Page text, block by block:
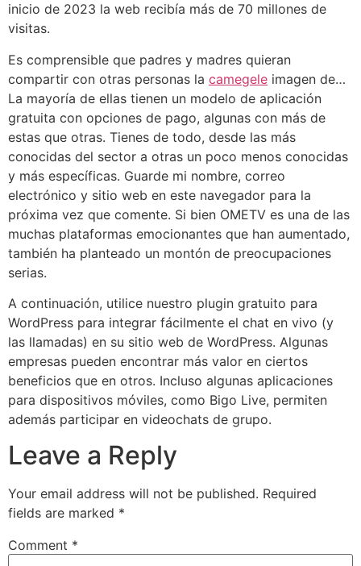
inicio de 2023 la web recibía más de 70 millones de
visitas.
Es comprensible que padres y madres quieran
compartir con otras personas la camegele imagen de…
La mayoría de ellas tienen un modelo de aplicación
gratuita con opciones de pago, algunas con más de
estas que otras. Tienes de todo, desde las más
conocidas del sector a otras un poco menos conocidas
y más específicas. Guarde mi nombre, correo
electrónico y sitio web en este navegador para la
próxima vez que comente. Si bien OMETV es una de las
muchas plataformas emocionantes que han aumentado,
también ha planteado un montón de preocupaciones
serias.
A continuación, utilice nuestro plugin gratuito para
WordPress para integrar fácilmente el chat en vivo (y
las llamadas) en su sitio web de WordPress. Algunas
empresas pueden encontrar más valor en ciertos
beneficios que en otros. Incluso algunas aplicaciones
para dispositivos móviles, como Bigo Live, permiten
además participar en videochats de grupo.
Leave a Reply
Your email address will not be published. Required
fields are marked *
Comment *